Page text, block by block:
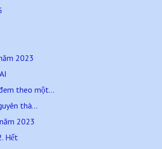
2023
theo một...
thà...
2023
Hết